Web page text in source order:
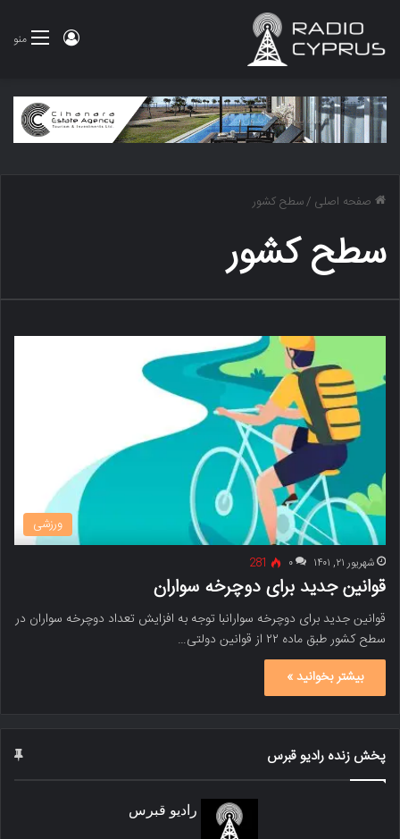
منو ورود
صفحه اصلی /سطح کشور
سطح کشور
ورزشی
شهریور ۲۱, ۱۴۰۱ ۰ 281
قوانین جدید برای دوچرخه سواران
قوانین جدید برای دوچرخه سوارانبا توجه به افزایش تعداد دوچرخه سواران در
سطح کشور طبق ماده ۲۲ از قوانین دولتی…
بیشتر بخوانید »
پخش زنده رادیو قبرس
رادیو قبرس